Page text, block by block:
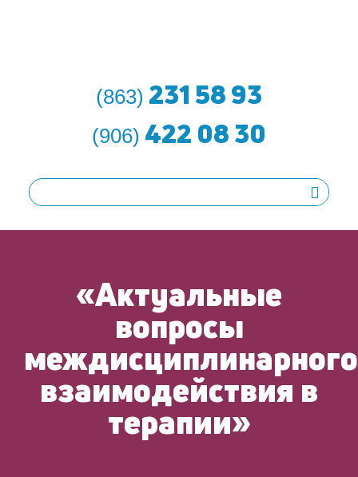
(863) 231 58 93
(906) 422 08 30
«Актуальные
вопросы
междисциплинарного
взаимодействия в
терапии»